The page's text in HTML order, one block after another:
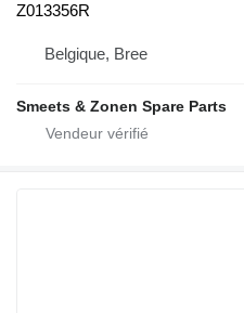
Z013356R
Belgique, Bree
Smeets & Zonen Spare Parts